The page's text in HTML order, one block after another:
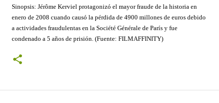
Sinopsis: Jérôme Kerviel protagonizó el mayor fraude de la historia en
enero de 2008 cuando causó la pérdida de 4900 millones de euros debido
a actividades fraudulentas en la Société Générale de París y fue
condenado a 5 años de prisión. (Fuente: FILMAFFINITY)